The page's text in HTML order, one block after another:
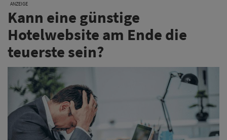
ANZEIGE
Kann eine günstige
Hotelwebsite am Ende die
teuerste sein?